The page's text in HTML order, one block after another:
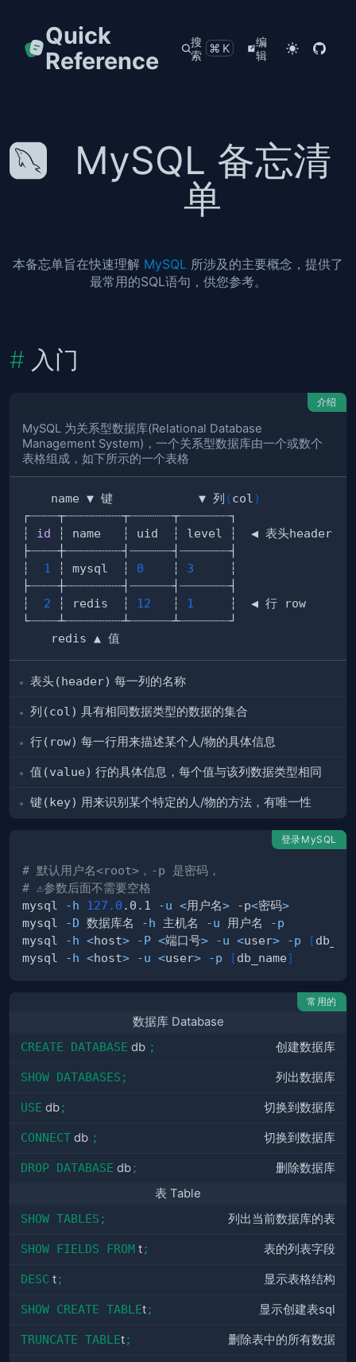
Quick
Reference
搜
索
⌘K
编
辑
MySQL 备忘清
单
本备忘单旨在快速理解 MySQL 所涉及的主要概念，提供了
最常用的SQL语句，供您参考。
入门
介绍
MySQL 为关系型数据库(Relational Database
Management System)，一个关系型数据库由一个或数个
表格组成，如下所示的一个表格
    name ▼ 键            ▼ 列
(col )
┆ id
┆ 1 ┆ mysql  ┆ 0
    ┆
3
┆ 2 ┆ redis  ┆ 12
   ┆
1
表头(header) 每一列的名称
列(col) 具有相同数据类型的数据的集合
行(row) 每一行用来描述某个人/物的具体信息
值(value) 行的具体信息，每个值与该列数据类型相同
键(key) 用来识别某个特定的人/物的方法，有唯一性
登录MySQL
# 默认用户名<root>，-p 是密码，
# ⚠️参数后面不需要空格
mysql
-h 127.0 .0.1 -u <用户名> -p<密码>
mysql
-D 数据库名 -h 主机名 -u 用户名
-p
mysql
-h <host> -P <端口号> -u <user> -p [
mysql
-h <host> -u <user> -p [db_name]
常用的
数据库 Database
CREATE DATABASE db ; 创建数据库
SHOW DATABASES; 列出数据库
USE db; 切换到数据库
CONNECT db ; 切换到数据库
DROP DATABASE db; 删除数据库
表 Table
SHOW TABLES; 列出当前数据库的表
SHOW FIELDS FROM t; 表的列表字段
DESC t; 显示表格结构
SHOW CREATE TABLEt; 显示创建表sql
TRUNCATE TABLEt; 删除表中的所有数据